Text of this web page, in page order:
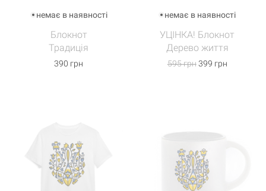
немає в наявності
Блокнот
Традиція
390 грн
немає в наявності
УЦІНКА! Блокнот
Дерево життя
595 грн399 грн